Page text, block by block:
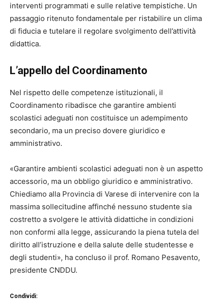
interventi programmati e sulle relative tempistiche. Un
passaggio ritenuto fondamentale per ristabilire un clima
di fiducia e tutelare il regolare svolgimento dell’attività
didattica.
L’appello del Coordinamento
Nel rispetto delle competenze istituzionali, il
Coordinamento ribadisce che garantire ambienti
scolastici adeguati non costituisce un adempimento
secondario, ma un preciso dovere giuridico e
amministrativo.
«Garantire ambienti scolastici adeguati non è un aspetto
accessorio, ma un obbligo giuridico e amministrativo.
Chiediamo alla Provincia di Varese di intervenire con la
massima sollecitudine affinché nessuno studente sia
costretto a svolgere le attività didattiche in condizioni
non conformi alla legge, assicurando la piena tutela del
diritto all’istruzione e della salute delle studentesse e
degli studenti», ha concluso il prof. Romano Pesavento,
presidente CNDDU.
Condividi: